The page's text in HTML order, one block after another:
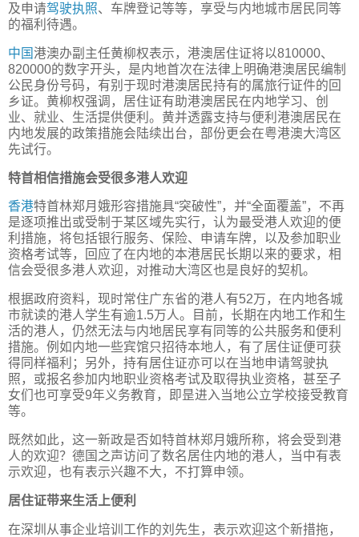
及申请驾驶执照、车牌登记等等，享受与内地城市居民同等
的福利待遇。
中国港澳办副主任黄柳权表示，港澳居住证将以810000、
820000的数字开头，是内地首次在法律上明确港澳居民编制
公民身份号码，有别于现时港澳居民持有的属旅行证件的回
乡证。黄柳权强调，居住证有助港澳居民在内地学习、创
业、就业、生活提供便利。黄并透露支持与便利港澳居民在
内地发展的政策措施会陆续出台，部份更会在粤港澳大湾区
先试行。
特首相信措施会受很多港人欢迎
香港特首林郑月娥形容措施具“突破性”，并“全面覆盖”，不再
是逐项推出或受制于某区域先实行，认为最受港人欢迎的便
利措施，将包括银行服务、保险、申请车牌，以及参加职业
资格考试等，回应了在内地的本港居民长期以来的要求，相
信会受很多港人欢迎，对推动大湾区也是良好的契机。
根据政府资料，现时常住广东省的港人有52万，在内地各城
市就读的港人学生有逾1.5万人。目前，长期在内地工作和生
活的港人，仍然无法与内地居民享有同等的公共服务和便利
措施。例如内地一些宾馆只招待本地人，有了居住证便可获
得同样福利；另外，持有居住证亦可以在当地申请驾驶执
照，或报名参加内地职业资格考试及取得执业资格，甚至子
女们也可享受9年义务教育，即昰进入当地公立学校接受教育
等。
既然如此，这一新政是否如特首林郑月娥所称，将会受到港
人的欢迎？德国之声访问了数名居住内地的港人，当中有表
示欢迎，也有表示兴趣不大，不打算申领。
居住证带来生活上便利
在深圳从事企业培训工作的刘先生，表示欢迎这个新措拖，